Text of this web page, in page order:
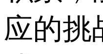
应的挑